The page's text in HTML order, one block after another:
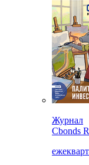
Журнал
Cbonds